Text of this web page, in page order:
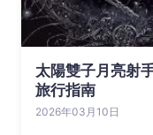
太陽雙子月亮射
旅行指南
2026年03月10日